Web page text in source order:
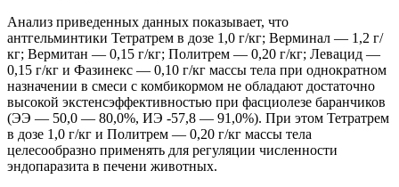
Анализ приведенных данных показывает, что
антгельминтики Тетратрем в дозе 1,0 г/кг; Верминал — 1,2 г/
кг; Вермитан — 0,15 г/кг; Политрем — 0,20 г/кг; Левацид —
0,15 г/кг и Фазинекс — 0,10 г/кг массы тела при однократном
назначении в смеси с комбикормом не обладают достаточно
высокой экстенсэффективностью при фасциолезе баранчиков
(ЭЭ — 50,0 — 80,0%, ИЭ -57,8 — 91,0%). При этом Тетратрем
в дозе 1,0 г/кг и Политрем — 0,20 г/кг массы тела
целесообразно применять для регуляции численности
эндопаразита в печени животных.